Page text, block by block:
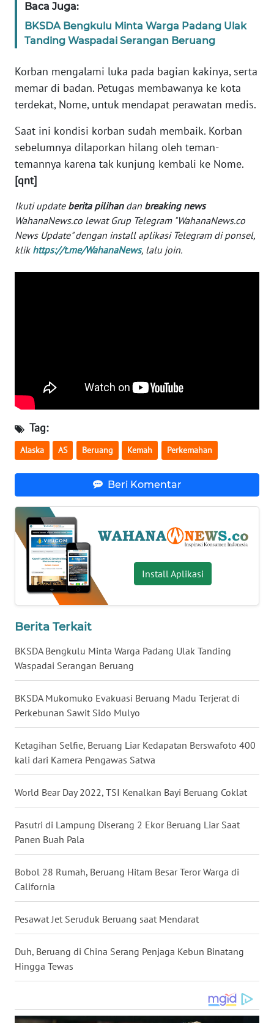
Baca Juga:
BKSDA Bengkulu Minta Warga Padang Ulak
Tanding Waspadai Serangan Beruang
Korban mengalami luka pada bagian kakinya, serta
memar di badan. Petugas membawanya ke kota
terdekat, Nome, untuk mendapat perawatan medis.
Saat ini kondisi korban sudah membaik. Korban
sebelumnya dilaporkan hilang oleh teman-
temannya karena tak kunjung kembali ke Nome.
[qnt]
Ikuti update berita pilihandan breaking news
WahanaNews.co lewat Grup Telegram "WahanaNews.co
News Update" dengan install aplikasi Telegram di ponsel,
klik https://t.me/WahanaNews, lalu join.
Tag:
Alaska AS Beruang Kemah Perkemahan
Beri Komentar
Install Aplikasi
Berita Terkait
BKSDA Bengkulu Minta Warga Padang Ulak Tanding
Waspadai Serangan Beruang
BKSDA Mukomuko Evakuasi Beruang Madu Terjerat di
Perkebunan Sawit Sido Mulyo
Ketagihan Selfie, Beruang Liar Kedapatan Berswafoto 400
kali dari Kamera Pengawas Satwa
World Bear Day 2022, TSI Kenalkan Bayi Beruang Coklat
Pasutri di Lampung Diserang 2 Ekor Beruang Liar Saat
Panen Buah Pala
Bobol 28 Rumah, Beruang Hitam Besar Teror Warga di
California
Pesawat Jet Seruduk Beruang saat Mendarat
Duh, Beruang di China Serang Penjaga Kebun Binatang
Hingga Tewas
Wahana
Regional
WN
SUMUT
JAKARTA
WN
JABAR
WN
BANTEN
WN
PAPUA
WN
RIAU
WN
SERAMBI
WN
JAMBI
WN
SULTRA
WN
WN
SUMBAR
WN
SUMSEL
WN
BENGKULU
WN
LAMPUNG